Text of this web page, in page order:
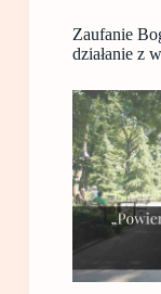
Zaufanie
działanie z